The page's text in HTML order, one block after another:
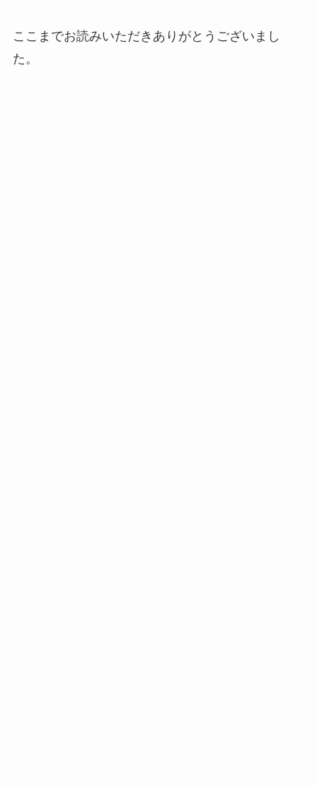
ここまでお読みいただきありがとうございまし
た。